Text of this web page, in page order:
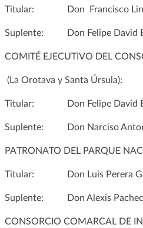
Titular: Don Francisco
Suplente: Don Felipe David
COMITÉ EJECUTIVO DEL
(La Orotava y Santa Úrsula):
Titular: Don Felipe David
Suplente: Don Narciso
PATRONATO DEL PARQUE
Titular: Don Luis Perera
Suplente: Don Alexis
CONSORCIO COMARCAL DE